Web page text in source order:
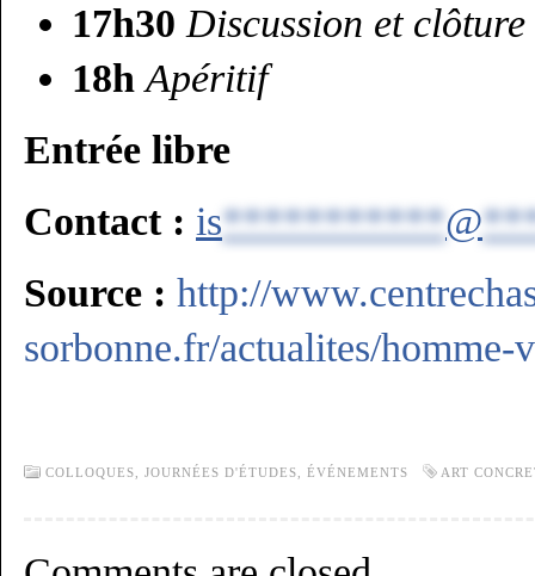
17h30 Discussion et
18h Apéritif
Entrée libre
Contact : is***********@
Source : http://
sorbonne.fr/actualites/homme-
COLLOQUES, JOURNÉES D'ÉTUDES, ÉVÉNEMENTS ART